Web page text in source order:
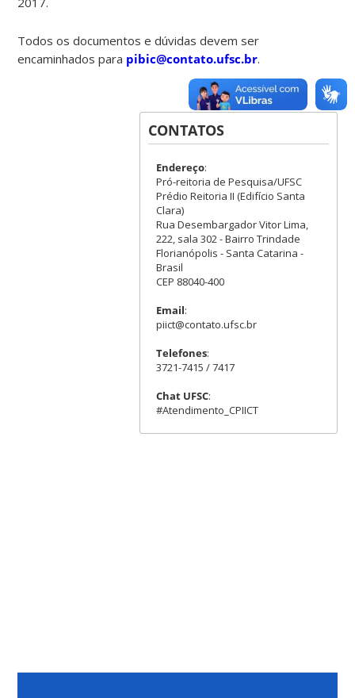
Todos os documentos e dúvidas devem ser
encaminhados para pibic@contato.ufsc.br.
CONTATOS
Endereço:
Pró-reitoria de Pesquisa/UFSC
Prédio Reitoria II (Edifício Santa
Clara)
Rua Desembargador Vitor Lima,
222, sala 302 - Bairro Trindade
Florianópolis - Santa Catarina -
Brasil
CEP 88040-400
Email:
piict@contato.ufsc.br
Telefones:
3721-7415 / 7417
Chat UFSC:
#Atendimento_CPIICT